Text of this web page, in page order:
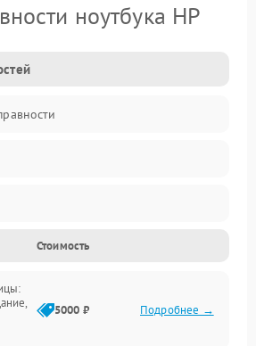
ноутбука HP
сбои
Стоимость
5000 ₽ Подробнее →